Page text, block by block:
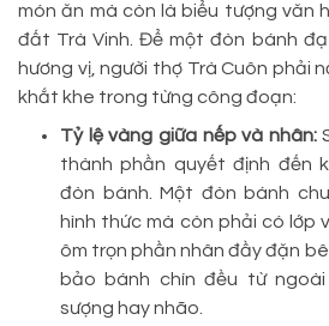
món ăn mà còn là biểu tượng văn
đất Trà Vinh. Để một đòn bánh
hương vị, người thợ Trà Cuôn phải
khắt khe trong từng công đoạn:
Tỷ lệ vàng giữa nếp và nhân:
thành phần quyết định đến
đòn bánh. Một đòn bánh
hình thức mà còn phải có lớp
ôm trọn phần nhân đầy đặn
bảo bánh chín đều từ
sượng hay nhão.